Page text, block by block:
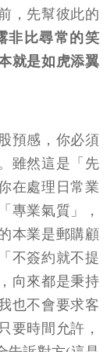
，先幫彼此的
非比尋常的笑
就是如虎添翼
預感，你必須
雖然這是「先
在處理日常業
專業氣質」，
本業是郵購顧
不簽約就不提
向來都是秉持
也不會要求客
要時間允許，